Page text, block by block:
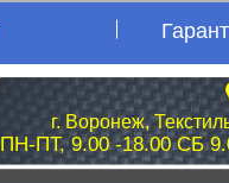
г. Воронеж,
ПН-ПТ, 9.00 -18.00 СБ